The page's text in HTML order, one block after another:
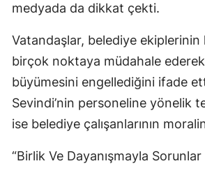
medyada da dikkat çekti.
Vatandaşlar, belediye ekiplerinin
birçok noktaya müdahale ederek
büyümesini engellediğini ifade
Sevindi’nin personeline yönelik
ise belediye çalışanlarının
“Birlik Ve Dayanışmayla Sorunlar